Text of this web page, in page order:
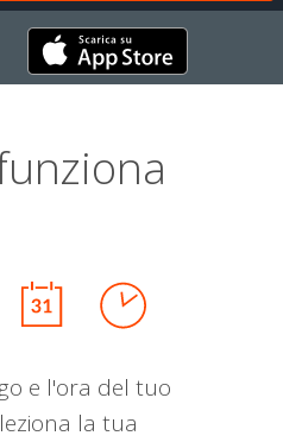
e l'ora del tuo
la tua